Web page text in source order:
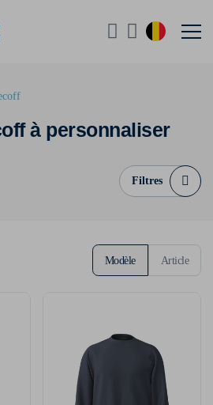
à personnaliser
Filtres
Modèle Article